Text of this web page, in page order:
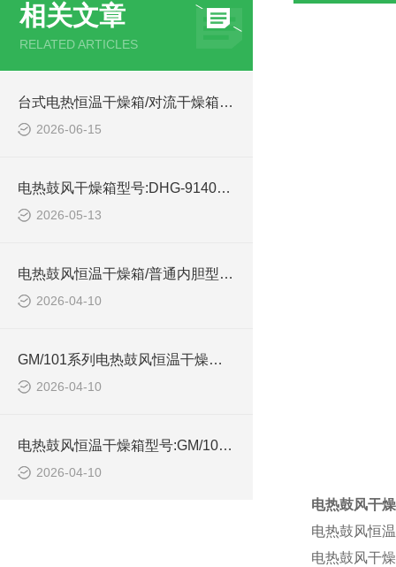
相关文章
RELATED ARTICLES
台式电热恒温干燥箱/对流干燥箱型号:WZX/GZX-25AB库号：M414405的技术介绍
2026-06-15
电热鼓风干燥箱型号:DHG-9140A的参数介绍
2026-05-13
电热鼓风恒温干燥箱/普通内胆型号:GM/101-3E的简介
2026-04-10
GM/101系列电热鼓风恒温干燥箱配件温电路板简单介绍
2026-04-10
电热鼓风恒温干燥箱型号:GM/101-2E的简单介绍
2026-04-10
电热鼓风干
电热鼓风恒
电热鼓风干